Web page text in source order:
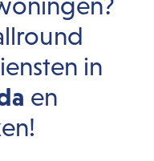
in
en